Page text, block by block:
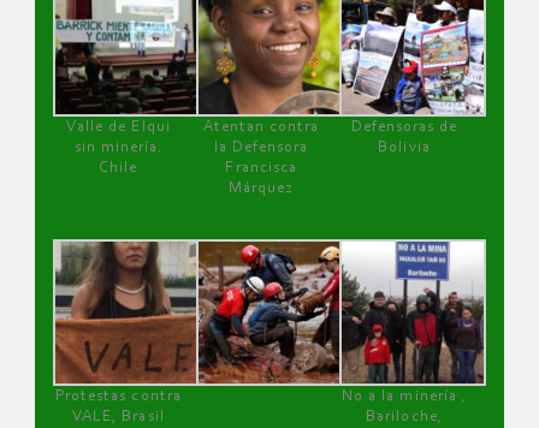
Valle de Elqui
sin minería.
Chile
Atentan contra
la Defensora
Francisca
Márquez
Defensoras de
Bolivia
Protestas contra
VALE, Brasil
No a la minería ,
Bariloche,